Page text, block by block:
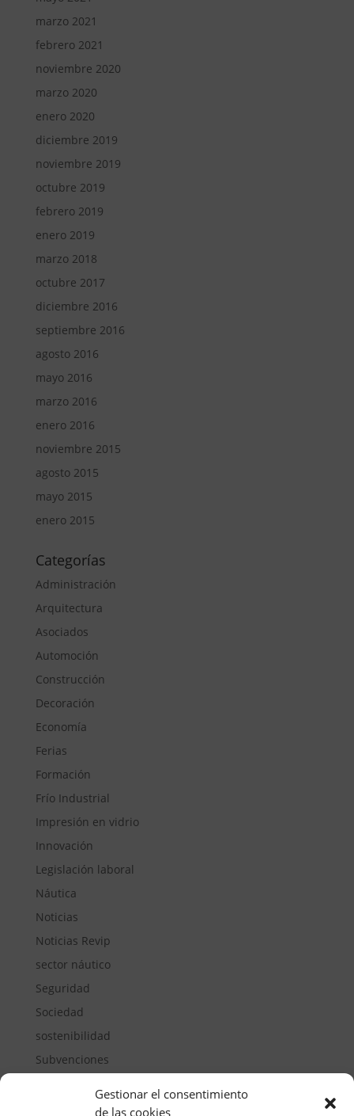
Gestionar el consentimiento
de las cookies
marzo 2021
febrero 2021
noviembre 2020
marzo 2020
enero 2020
diciembre 2019
noviembre 2019
octubre 2019
febrero 2019
enero 2019
marzo 2018
octubre 2017
diciembre 2016
septiembre 2016
agosto 2016
mayo 2016
marzo 2016
enero 2016
noviembre 2015
agosto 2015
mayo 2015
enero 2015
Categorías
Administración
Arquitectura
Asociados
Automoción
Construcción
Decoración
Economía
Ferias
Formación
Frío Industrial
Impresión en vidrio
Innovación
Legislación laboral
Náutica
Noticias
Noticias Revip
sector náutico
Seguridad
Sociedad
sostenibilidad
Subvenciones